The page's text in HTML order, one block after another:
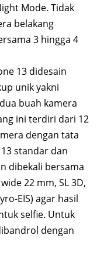
Mode. Tidak
belakang
3 hingga 4
13 didesain
unik yakni
buah kamera
ini terdiri dari 12
dengan tata
standar dan
dibekali bersama
22 mm, SL 3D,
EIS) agar hasil
selfie. Untuk
dengan